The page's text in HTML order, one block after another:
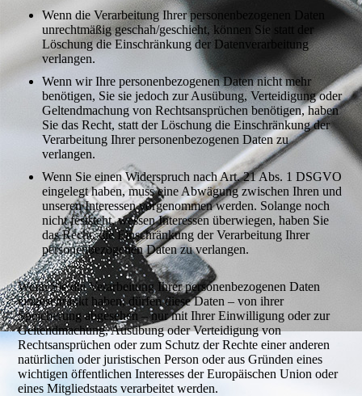
Wenn die Verarbeitung Ihrer personenbezogenen Daten
unrechtmäßig geschah/geschieht, können Sie statt der
Löschung die Einschränkung der Datenverarbeitung
verlangen.
Wenn wir Ihre personenbezogenen Daten nicht mehr
benötigen, Sie sie jedoch zur Ausübung, Verteidigung oder
Geltendmachung von Rechtsansprüchen benötigen, haben
Sie das Recht, statt der Löschung die Einschränkung der
Verarbeitung Ihrer personenbezogenen Daten zu
verlangen.
Wenn Sie einen Widerspruch nach Art. 21 Abs. 1 DSGVO
eingelegt haben, muss eine Abwägung zwischen Ihren und
unseren Interessen vorgenommen werden. Solange noch
nicht feststeht, wessen Interessen überwiegen, haben Sie
das Recht, die Einschränkung der Verarbeitung Ihrer
personenbezogenen Daten zu verlangen.
Wenn Sie die Verarbeitung Ihrer personenbezogenen Daten
eingeschränkt haben, dürfen diese Daten – von ihrer
Speicherung abgesehen – nur mit Ihrer Einwilligung oder zur
Geltendmachung, Ausübung oder Verteidigung von
Rechtsansprüchen oder zum Schutz der Rechte einer anderen
natürlichen oder juristischen Person oder aus Gründen eines
wichtigen öffentlichen Interesses der Europäischen Union oder
eines Mitgliedstaats verarbeitet werden.